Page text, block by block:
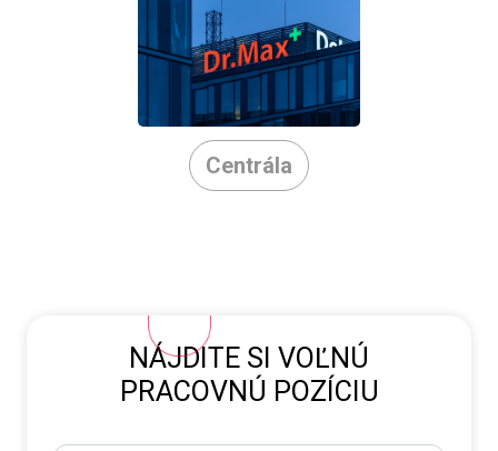
Centrála
NÁJDITE SI VOĽNÚ
PRACOVNÚ POZÍCIU